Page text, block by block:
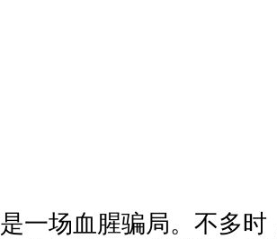
是一场血腥骗局。不多